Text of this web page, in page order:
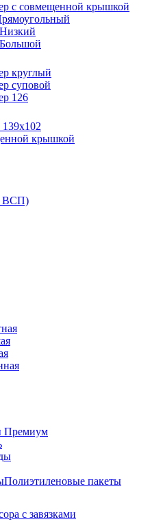
с совмещенной крышкой
круглый
суповой
126
крышкой
ВСП)
Премиум
Полиэтиленовые пакеты
с завязками